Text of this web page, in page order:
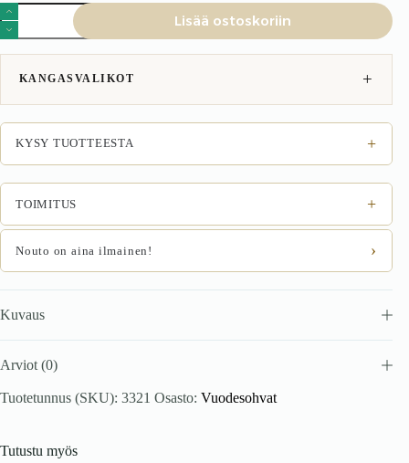
Vuodesohva
Verona
2
beige
määrä
Lisää ostoskoriin
KANGASVALIKOT
KYSY TUOTTEESTA +
TOIMITUS +
Nouto on aina ilmainen! ›
Kuvaus
Arviot (0)
Tuotetunnus (SKU): 3321 Osasto: Vuodesohvat
Tutustu myös